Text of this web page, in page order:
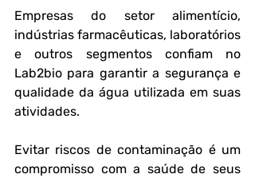
Empresas do setor alimentício,
indústrias farmacêuticas, laboratórios
e outros segmentos confiam no
Lab2bio para garantir a segurança e
qualidade da água utilizada em suas
atividades.
Evitar riscos de contaminação é um
compromisso com a saúde de seus